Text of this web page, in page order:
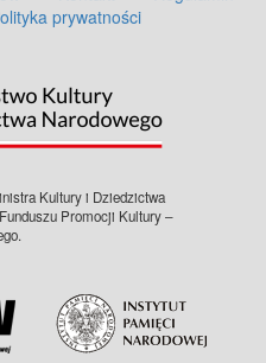
prywatności
Kultury i Dziedzictwa
Promocji Kultury –